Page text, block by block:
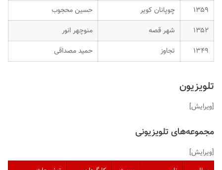
۱۳۵۹
چوپانان کویر
حسین محجوب
۱۳۵۲
شهر قصه
منوچهر انور
۱۳۴۹
تجاوز حمید مصداقی
تلویزیون
[ویرایش]
مجموعه‌های تلویزیونی
[ویرایش]